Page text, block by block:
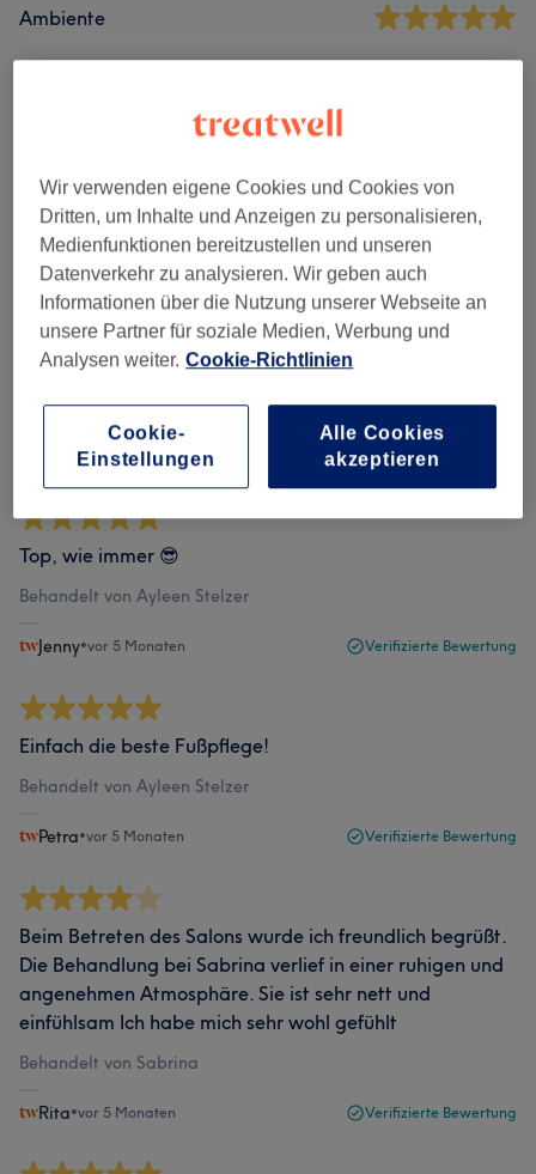
Ambiente
Bewertungen filtern
Bewertung Nach Sternen filtern
dich in jedem Salon erwartet.
Top, wie immer 😎
Behandelt von Ayleen Stelzer
Jenny•vor 5 Monaten Verifizierte Bewertung
Einfach die beste Fußpflege!
Behandelt von Ayleen Stelzer
Petra•vor 5 Monaten Verifizierte Bewertung
Beim Betreten des Salons wurde ich freundlich begrüßt.
Die Behandlung bei Sabrina verlief in einer ruhigen und
angenehmen Atmosphäre. Sie ist sehr nett und
einfühlsam Ich habe mich sehr wohl gefühlt
Behandelt von Sabrina
Rita•vor 5 Monaten Verifizierte Bewertung
Wir verwenden eigene Cookies und Cookies von
Dritten, um Inhalte und Anzeigen zu personalisieren,
Medienfunktionen bereitzustellen und unseren
Datenverkehr zu analysieren. Wir geben auch
Informationen über die Nutzung unserer Webseite an
unsere Partner für soziale Medien, Werbung und
Analysen weiter. Cookie-Richtlinien
Cookie-
Einstellungen
Alle Cookies
akzeptieren